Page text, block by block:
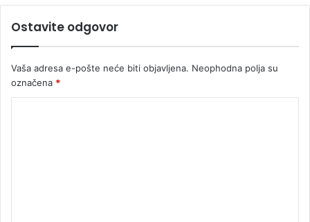
Ostavite odgovor
Vaša adresa e-pošte neće biti objavljena. Neophodna polja su
označena *